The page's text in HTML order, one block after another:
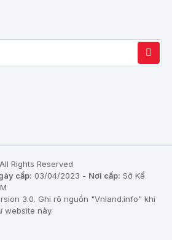
Rights Reserved
cấp: 03/04/2023 - Nơi cấp: Sở Kế
3.0. Ghi rõ nguồn "Vnland.info" khi
website này.